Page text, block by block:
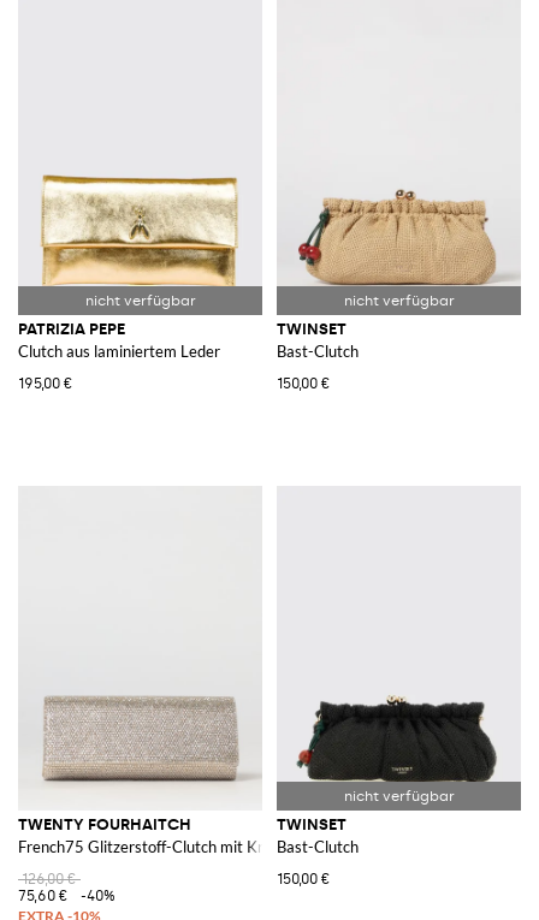
PATRIZIA PEPE
Clutch aus laminiertem Leder
195,00 €
TWINSET
Bast-Clutch
150,00 €
TWENTY FOURHAITCH
French75 Glitzerstoff-Clutch mit Kristallen
126,00 €
75,60 €
-40%
TWINSET
Bast-Clutch
150,00 €